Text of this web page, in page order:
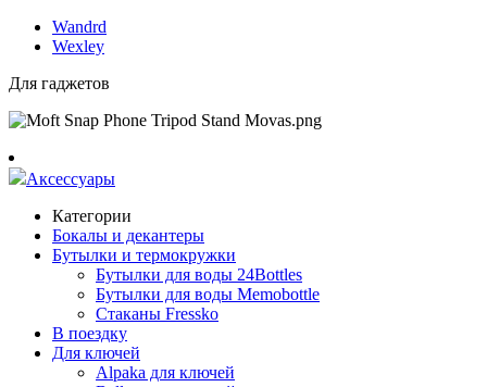
Wandrd
Wexley
Для гаджетов
Аксессуары
Категории
Бокалы и декантеры
Бутылки и термокружки
Бутылки для воды 24Bottles
Бутылки для воды Memobottle
Стаканы Fressko
В поездку
Для ключей
Alpaka для ключей